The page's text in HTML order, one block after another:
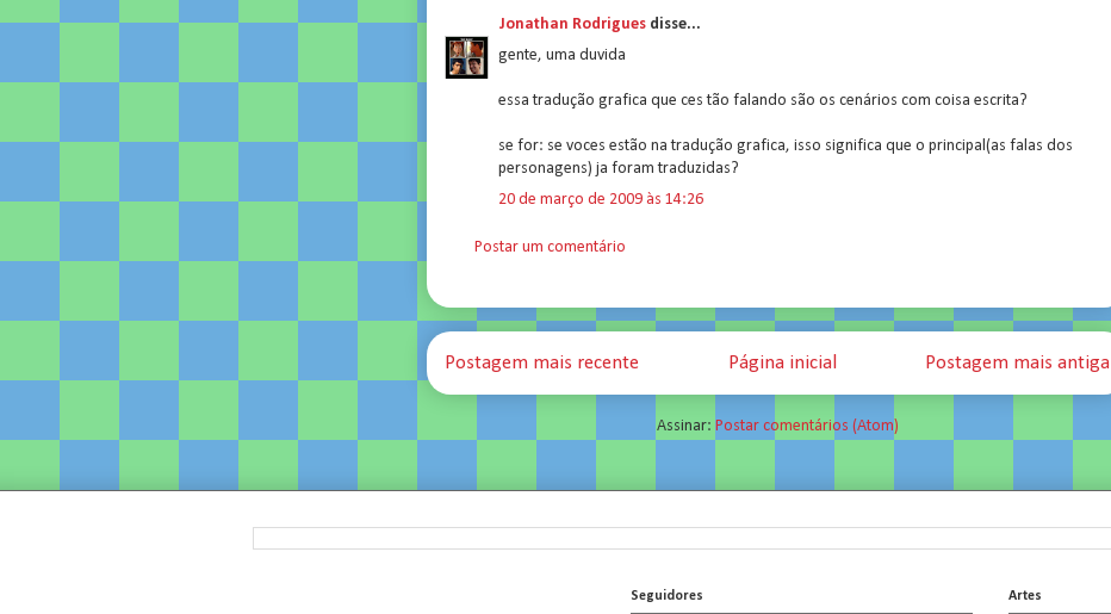
Jonathan Rodrigues disse...
gente, uma duvida
essa tradução grafica que ces tão falando são os cenários com coisa escrita?
se for: se voces estão na tradução grafica, isso significa que o principal(as falas dos
personagens) ja foram traduzidas?
20 de março de 2009 às 14:26
Postar um comentário
Postagem mais recente Postagem mais antiga
Página inicial
Assinar: Postar comentários (Atom)
Seguidores Artes